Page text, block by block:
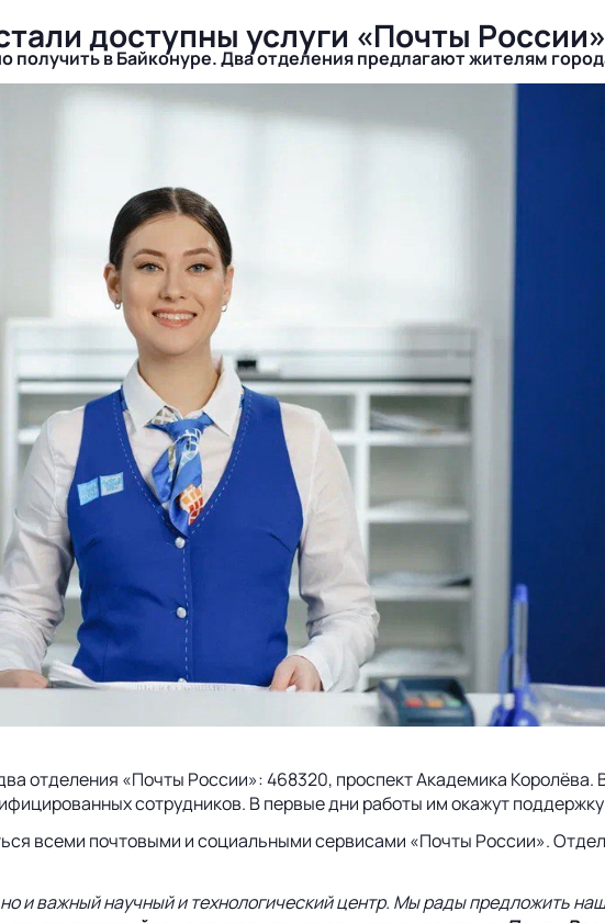
доступны услуги «Почты России»
получить в Байконуре. Два отделения предлагают жителям
отделения «Почты России»: 468320, проспект Академика
сотрудников. В первые дни работы им окажут
всеми почтовыми и социальными сервисами «Почты России».
и важный научный и технологический центр. Мы рады предложить